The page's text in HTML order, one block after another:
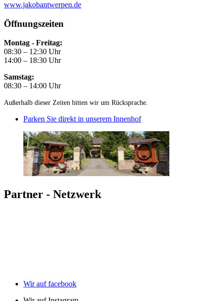
www.jakobantwerpen.de
Öffnungszeiten
Montag - Freitag:
08:30 – 12:30 Uhr
14:00 – 18:30 Uhr
Samstag:
08:30 – 14:00 Uhr
Außerhalb dieser Zeiten bitten wir um Rücksprache.
Parken Sie direkt in unserem Innenhof
Partner - Netzwerk
Wir auf facebook